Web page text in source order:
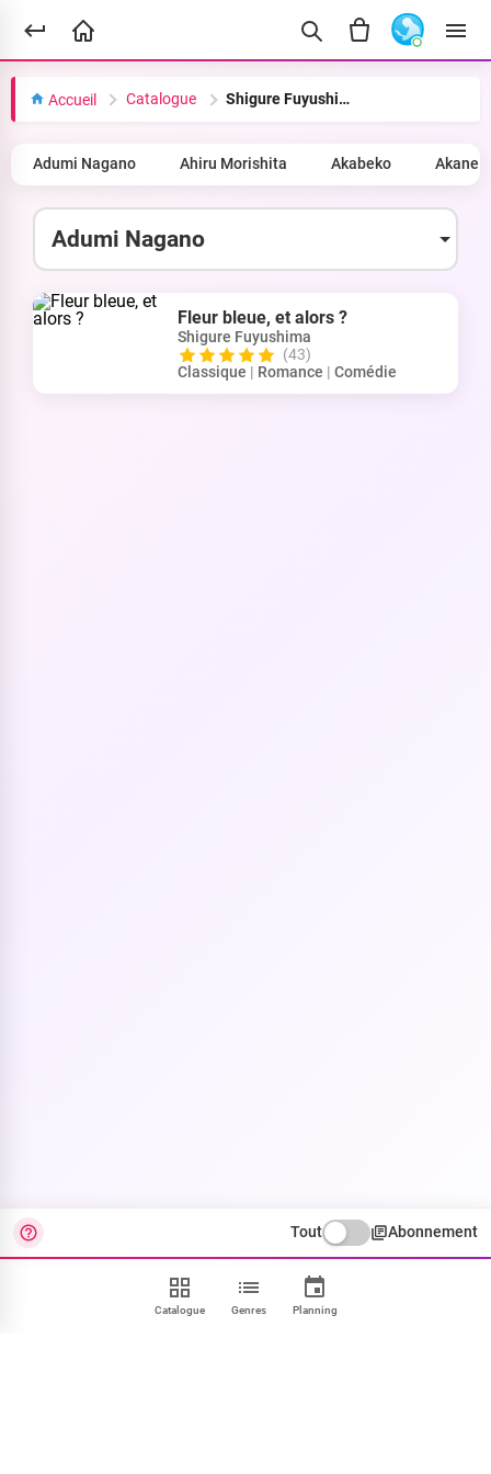
Accueil Catalogue Shigure Fuyushima
Adumi Nagano Ahiru Morishita Akabeko Akane
Fleur bleue, et alors ?
Shigure Fuyushima
(43)
Classique | Romance | Comédie
Catalogue Genres Planning
Tout Abonnement